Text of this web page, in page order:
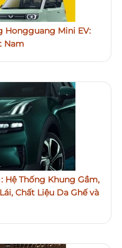
Hongguang Mini EV:
Nam
Hệ Thống Khung Gầm,
Chất Liệu Da Ghế và